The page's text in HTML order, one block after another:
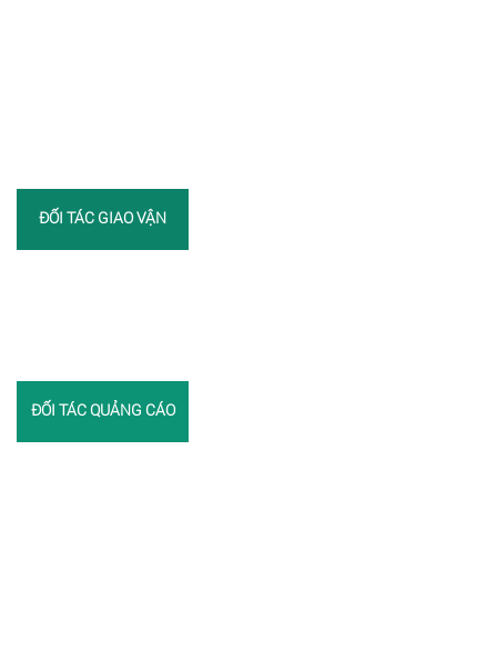
ĐỐI TÁC GIAO VẬN
ĐỐI TÁC QUẢNG CÁO